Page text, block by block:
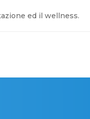
ed il wellness.